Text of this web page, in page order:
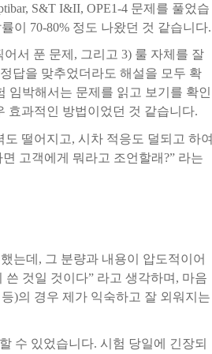
S&T I&II, OPE1-4 문제를 풀었습
이 70-80% 정도 나왔던 것 같습니다.
어서 푼 문제 , 그리고 3) 룰 자체를 잘
정답을 맞추었더라도 해설을 모두 확
임박해서는 문제를 읽고 보기를 확인
효과적인 방법이었던 것 같습니다.
도 떨어지고, 시차 적응도 덜되고 하여
고객에게 뭐라고 조언할래?” 라는
는데 , 그 분량과 내용이
압도적이어
쓴 것일 것이다” 라고 생각하며 , 마음
등)의 경우 제가 익숙하고 잘 외워지는
수 있었습니다. 시험 당일에 긴장되